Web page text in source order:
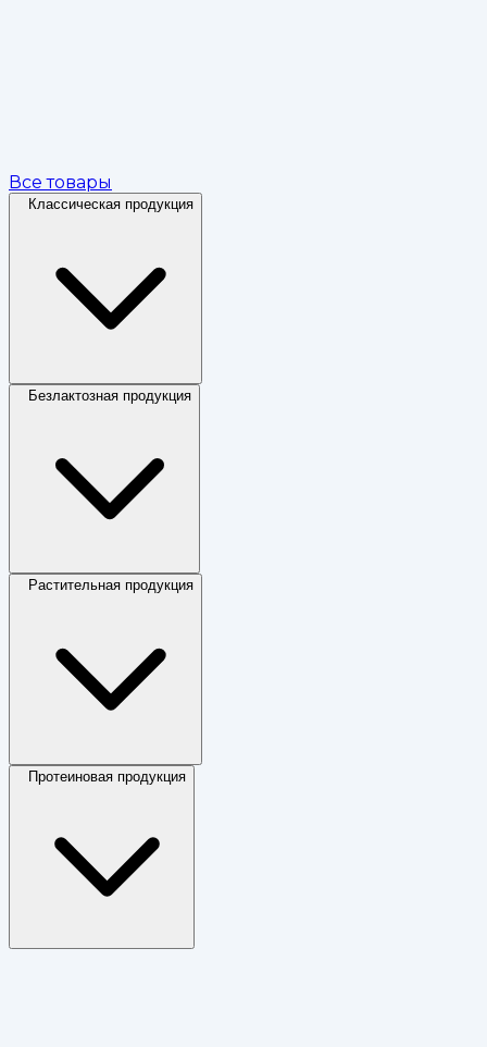
Все товары
Классическая продукция
Безлактозная продукция
Растительная продукция
Протеиновая продукция